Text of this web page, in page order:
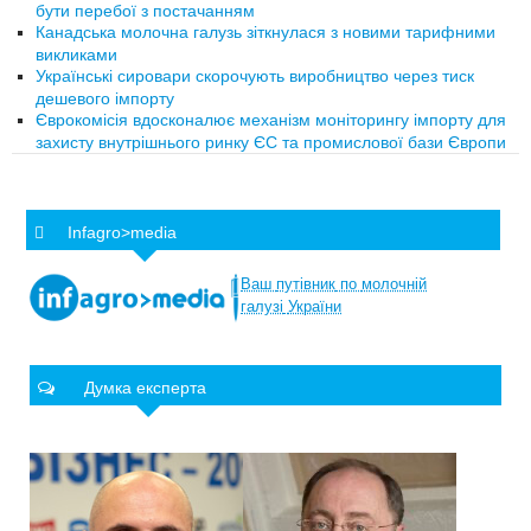
бути перебої з постачанням
Канадська молочна галузь зіткнулася з новими тарифними
викликами
Українські сировари скорочують виробництво через тиск
дешевого імпорту
Єврокомісія вдосконалює механізм моніторингу імпорту для
захисту внутрішнього ринку ЄС та промислової бази Європи
Infagro>media
Ваш путівник по молочній
галузі України
Думка експерта